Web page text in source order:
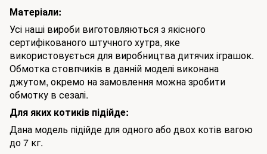
Матеріали:
Усі наші вироби виготовляються з якісного
сертифікованого штучного хутра, яке
використовується для виробництва дитячих іграшок.
Обмотка стовпчиків в данній моделі виконана
джутом, окремо на замовлення можна зробити
обмотку в сезалі.
Для яких котиків підійде:
Дана модель підійде для одного або двох котів вагою
до 7 кг.